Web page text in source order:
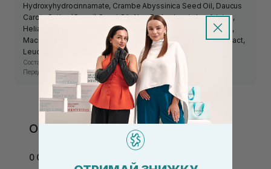
Hydroxyhydrocinnamate, Crambe Abyssinica Seed Oil, Daucus
Carota Sativa (Carrot) Seed Oil, Aloe Barbadensis Leaf Juice,
Helianthus Annuus (Sunflower) Seed Oil, Hydrolyzed Quinoa,
Macrocystis Pyrifera (Kelp) Extract, Urtica Dioica (Nettle) Extract,
Leuconostoc/Radish Root Ferment Filtrate.
Состав средства может изменяться производителем.
Перед использованием ознакомьтесь с информацией на упаковке.
Отзывы
0 Отзывов